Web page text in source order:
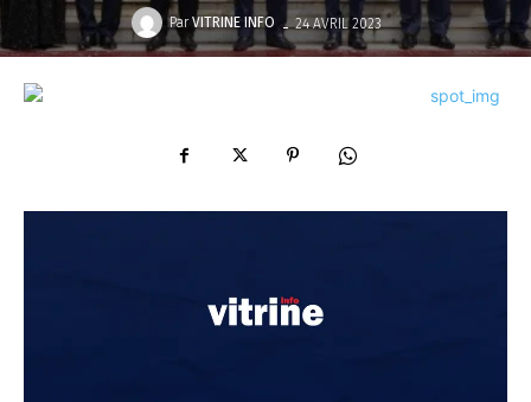
Par VITRINE INFO - 24 AVRIL 2023